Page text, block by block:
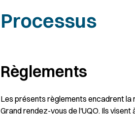
Processus
Règlements
Les présents règlements encadrent la
Grand rendez-vous de l'UQO. Ils